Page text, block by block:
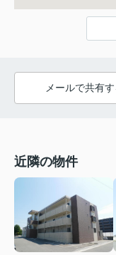
メールで共有す
近隣の物件